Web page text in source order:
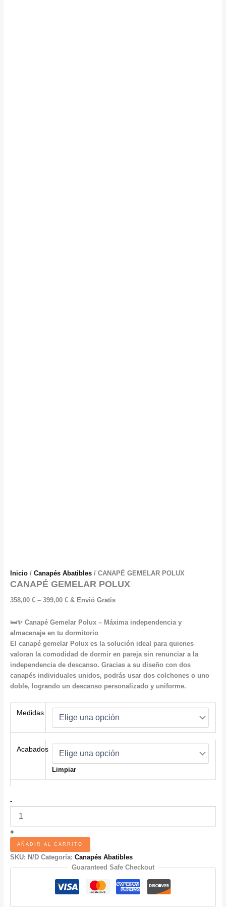
Inicio/ Canapés Abatibles/ CANAPÉ GEMELAR POLUX
CANAPÉ GEMELAR POLUX
358,00 € – 399,00 €Price
358,00 €
through
399,00 €
& Envió Gratis
🛏️✨ Canapé Gemelar Polux – Máxima independencia y
almacenaje en tu dormitorio
El canapé gemelar Polux es la solución ideal para quienes
valoran la comodidad de dormir en pareja sin renunciar a la
independencia de descanso. Gracias a su diseño con dos
canapés individuales unidos, podrás usar dos colchones o uno
doble, logrando un descanso personalizado y uniforme.
Medidas
Acabados
Limpiar
-CANAPÉ
POLUX
cantidad
+
AÑADIR AL CARRITO
SKU: N/D Categoría: Canapés Abatibles
Guaranteed Safe Checkout